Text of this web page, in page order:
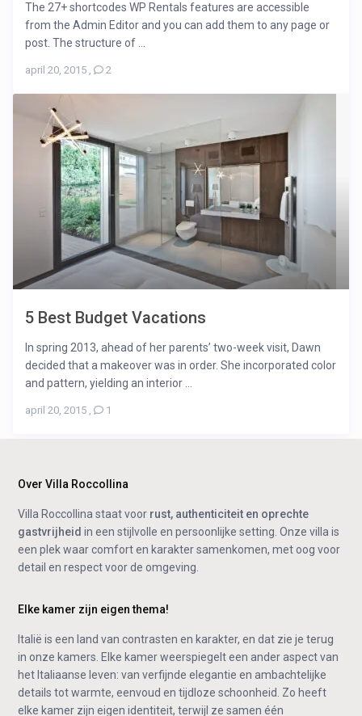
The 27+ shortcodes WP Rentals features are accessible
from the Admin Editor and you can add them to any page or
post. The structure of ...
april 20, 2015 , 2
5 Best Budget Vacations
In spring 2013, ahead of her parents’ two-week visit, Dawn
decided that a makeover was in order. She incorporated color
and pattern, yielding an interior ...
april 20, 2015 , 1
Over Villa Roccollina
Villa Roccollina staat voor rust, authenticiteit en oprechte
gastvrijheid in een stijlvolle en persoonlijke setting. Onze villa is
een plek waar comfort en karakter samenkomen, met oog voor
detail en respect voor de omgeving.
Elke kamer zijn eigen thema!
Italië is een land van contrasten en karakter, en dat zie je terug
in onze kamers. Elke kamer weerspiegelt een ander aspect van
het Italiaanse leven: van verfijnde elegantie en ambachtelijke
details tot warmte, eenvoud en tijdloze schoonheid. Zo heeft
elke kamer zijn eigen identiteit, terwijl ze samen één